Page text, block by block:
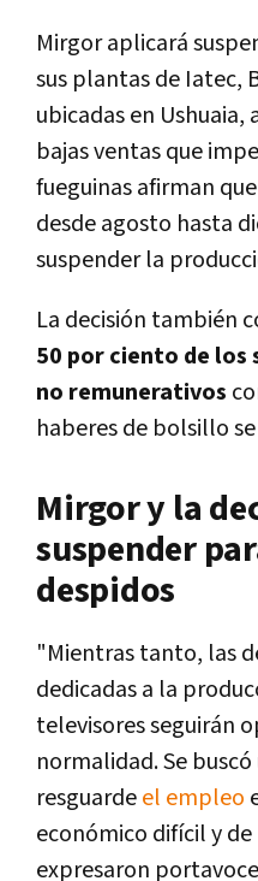
Mirgor aplicará
sus plantas de Iatec,
ubicadas en
bajas ventas que
fueguinas afirman
desde agosto hasta
suspender la
La decisión también
50 por ciento de los
no remunerativos
haberes de bolsillo
Mirgor y la
suspender
despidos
"Mientras tanto, las
dedicadas a la
televisores seguirán
normalidad. Se
resguardeel empleo
económico difícil y
expresaron